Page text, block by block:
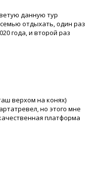
данную тур
отдыхать, один раз
года, и второй раз
в Турцию, все
верхом на конях)
но этого мне
платформа
невысокие цены,
заявки на тур